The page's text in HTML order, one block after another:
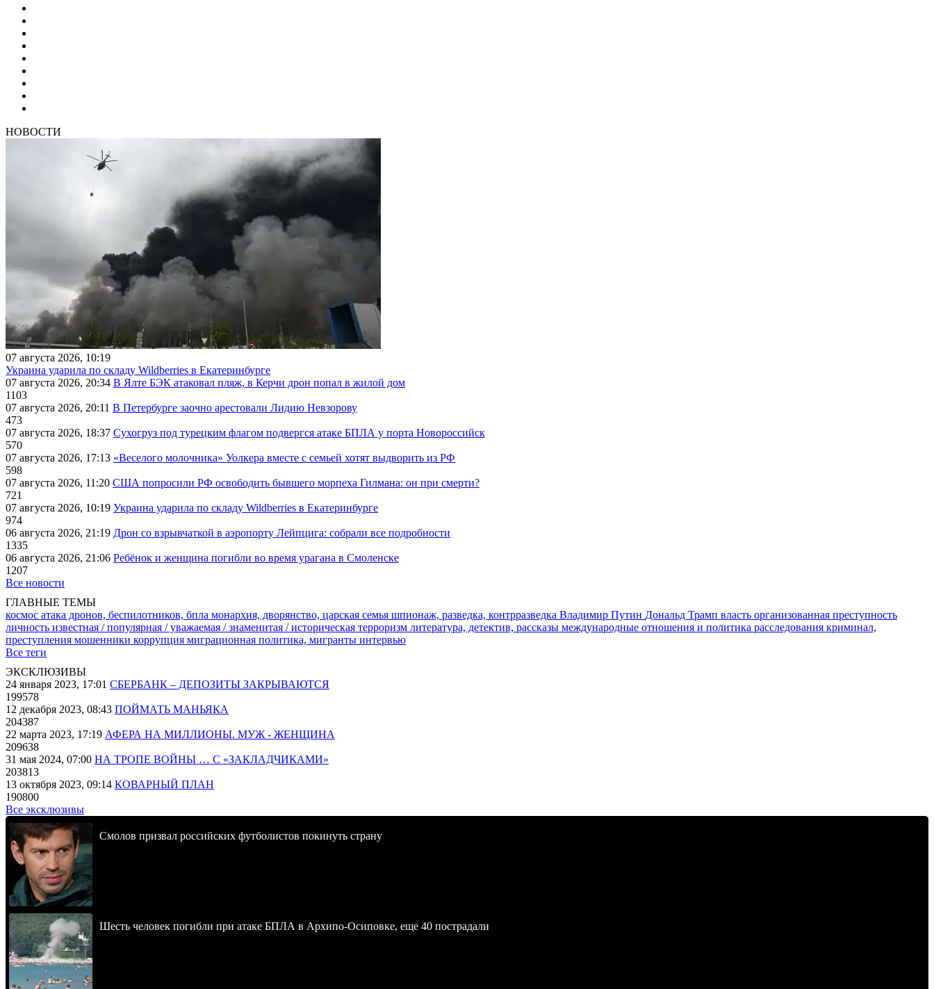
НОВОСТИ
07 августа 2026, 10:19
Украина ударила по складу Wildberries в Екатеринбурге
07 августа 2026, 20:34 В Ялте БЭК атаковал пляж, в Керчи дрон попал в жилой дом
1103
07 августа 2026, 20:11 В Петербурге заочно арестовали Лидию Невзорову
473
07 августа 2026, 18:37 Сухогруз под турецким флагом подвергся атаке БПЛА у порта Новороссийск
570
07 августа 2026, 17:13 «Веселого молочника» Уолкера вместе с семьей хотят выдворить из РФ
598
07 августа 2026, 11:20 США попросили РФ освободить бывшего морпеха Гилмана: он при смерти?
721
07 августа 2026, 10:19 Украина ударила по складу Wildberries в Екатеринбурге
974
06 августа 2026, 21:19 Дрон со взрывчаткой в аэропорту Лейпцига: собрали все подробности
1335
06 августа 2026, 21:06 Ребёнок и женщина погибли во время урагана в Смоленске
1207
Все новости
ГЛАВНЫЕ ТЕМЫ
космос атака дронов, беспилотников, бпла монархия, дворянство, царская семья шпионаж, разведка, контрразведка Владимир Путин Дональд Трамп власть организованная преступность
личность известная / популярная / уважаемая / знаменитая / историческая терроризм литература, детектив, рассказы международные отношения и политика расследования криминал,
преступления мошенники коррупция миграционная политика, мигранты интервью
Все теги
ЭКСКЛЮЗИВЫ
24 января 2023, 17:01 СБЕРБАНК – ДЕПОЗИТЫ ЗАКРЫВАЮТСЯ
199578
12 декабря 2023, 08:43 ПОЙМАТЬ МАНЬЯКА
204387
22 марта 2023, 17:19 АФЕРА НА МИЛЛИОНЫ. МУЖ - ЖЕНЩИНА
209638
31 мая 2024, 07:00 НА ТРОПЕ ВОЙНЫ … С «ЗАКЛАДЧИКАМИ»
203813
13 октября 2023, 09:14 КОВАРНЫЙ ПЛАН
190800
Все эксклюзивы
Смолов призвал российских футболистов покинуть страну
Шесть человек погибли при атаке БПЛА в Архипо-Осиповке, еще 40 пострадали